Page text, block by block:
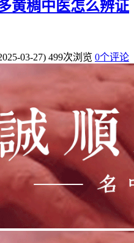
黄稠中医怎么辨证
03-27) 499次浏览 0个评论